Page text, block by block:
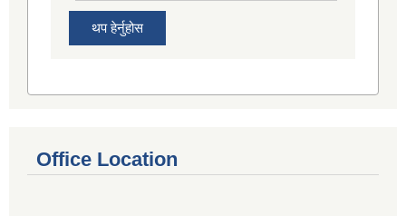
थप हेर्नुहोस
Office Location